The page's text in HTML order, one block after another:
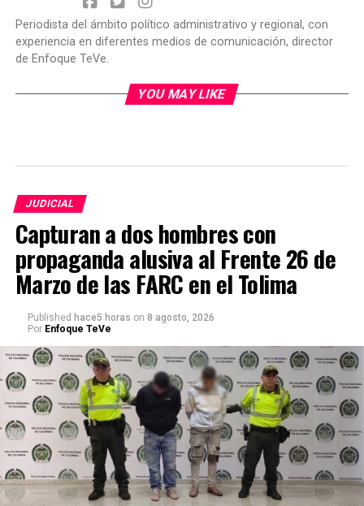
Periodista del ámbito político administrativo y regional, con
experiencia en diferentes medios de comunicación, director
de Enfoque TeVe.
YOU MAY LIKE
JUDICIAL
Capturan a dos hombres con
propaganda alusiva al Frente 26 de
Marzo de las FARC en el Tolima
Published hace5 horas on 8 agosto, 2026
Por Enfoque TeVe